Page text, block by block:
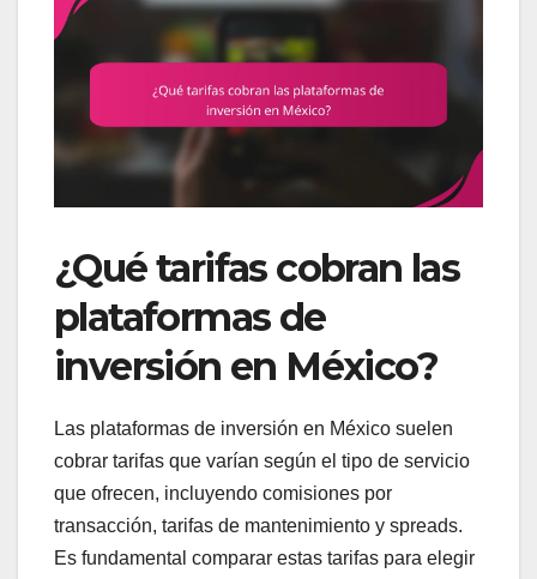
¿Qué tarifas cobran las
plataformas de
inversión en México?
Las plataformas de inversión en México suelen
cobrar tarifas que varían según el tipo de servicio
que ofrecen, incluyendo comisiones por
transacción, tarifas de mantenimiento y spreads.
Es fundamental comparar estas tarifas para elegir